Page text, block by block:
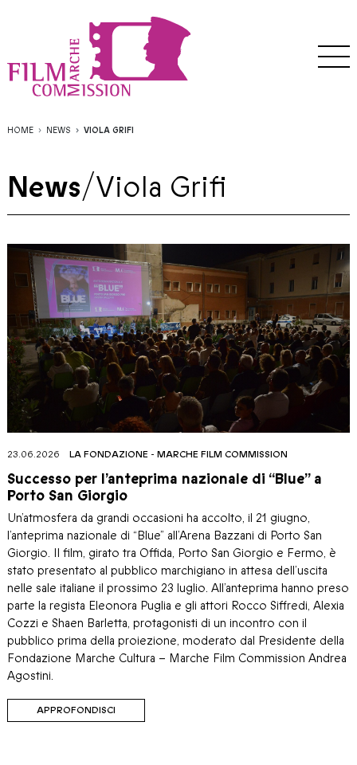
HOME NEWS VIOLA GRIFI
News/Viola Grifi
23.06.2026 LA FONDAZIONE - MARCHE FILM COMMISSION
Successo per l’anteprima nazionale di “Blue” a
Porto San Giorgio
Un’atmosfera da grandi occasioni ha accolto, il 21 giugno,
l’anteprima nazionale di “Blue” all’Arena Bazzani di Porto San
Giorgio. Il film, girato tra Offida, Porto San Giorgio e Fermo, è
stato presentato al pubblico marchigiano in attesa dell’uscita
nelle sale italiane il prossimo 23 luglio. All’anteprima hanno preso
parte la regista Eleonora Puglia e gli attori Rocco Siffredi, Alexia
Cozzi e Shaen Barletta, protagonisti di un incontro con il
pubblico prima della proiezione, moderato dal Presidente della
Fondazione Marche Cultura – Marche Film Commission Andrea
Agostini.
APPROFONDISCI